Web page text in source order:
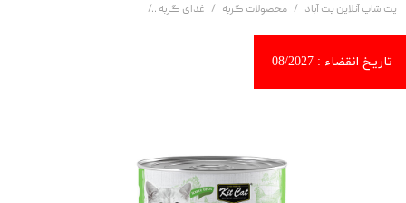
پت شاپ آنلاین پت آباد محصولات گربه غذای گربه